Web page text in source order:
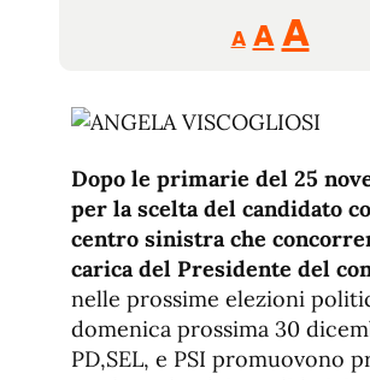
A
Reducir
tamaño
A
de
A
de
Dopo le primarie del 25
per la scelta del candidato
centro sinistra che
carica del Presidente del
nelle prossime elezioni
domenica prossima 30
PD,SEL, e PSI promuovono